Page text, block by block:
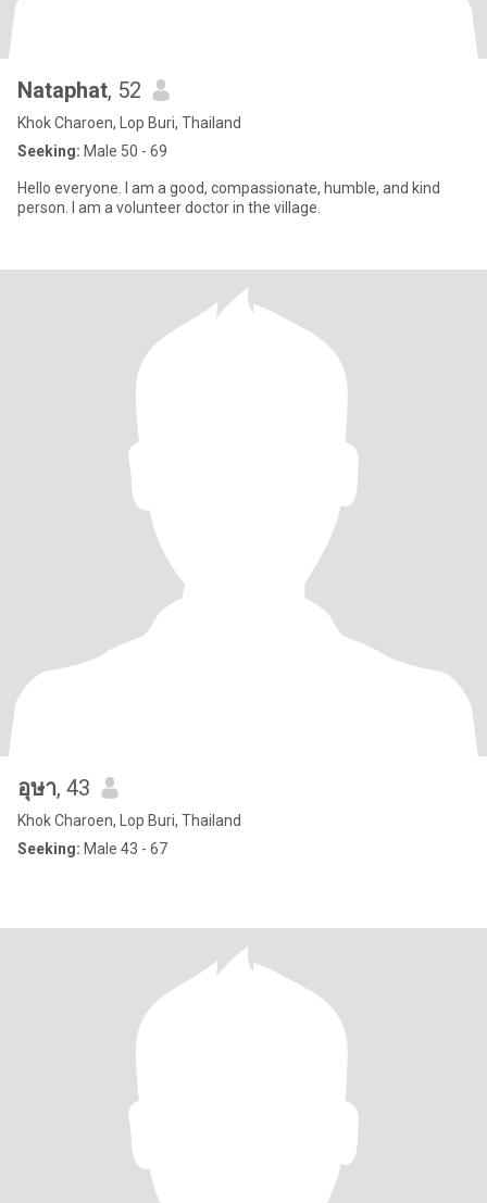
Nataphat, 52
Khok Charoen, Lop Buri, Thailand
Seeking: Male 50 - 69
Hello everyone. I am a good, compassionate, humble, and kind
person. I am a volunteer doctor in the village.
อุษา, 43
Khok Charoen, Lop Buri, Thailand
Seeking: Male 43 - 67